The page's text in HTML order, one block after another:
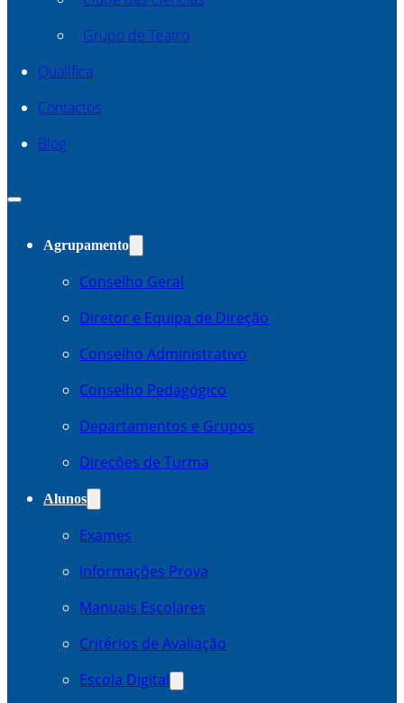
Grupo de Teatro
Qualifica
Contactos
Blog
Agrupamento
Conselho Geral
Diretor e Equipa de Direção
Conselho Administrativo
Conselho Pedagógico
Departamentos e Grupos
Direcões de Turma
Alunos
Exames
Informações Prova
Manuais Escolares
Critérios de Avaliação
Escola Digital